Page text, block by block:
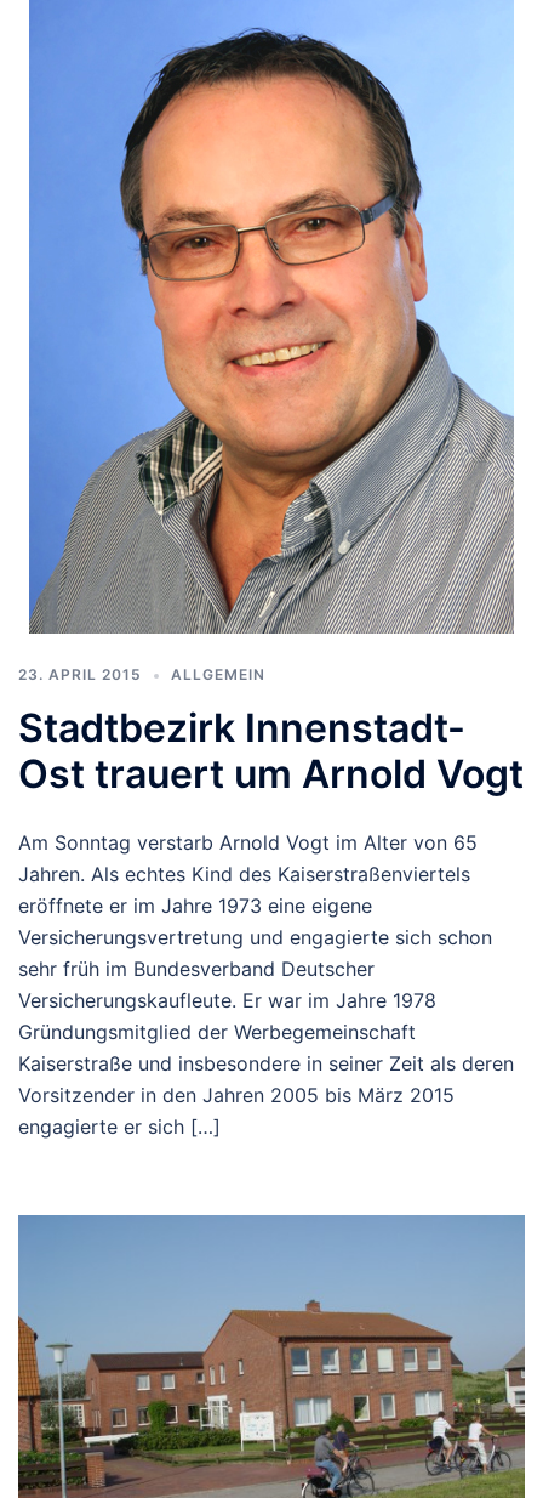
23. APRIL 2015 ALLGEMEIN
Stadtbezirk Innenstadt-
Ost trauert um Arnold Vogt
Am Sonntag verstarb Arnold Vogt im Alter von 65
Jahren. Als echtes Kind des Kaiserstraßenviertels
eröffnete er im Jahre 1973 eine eigene
Versicherungsvertretung und engagierte sich schon
sehr früh im Bundesverband Deutscher
Versicherungskaufleute. Er war im Jahre 1978
Gründungsmitglied der Werbegemeinschaft
Kaiserstraße und insbesondere in seiner Zeit als deren
Vorsitzender in den Jahren 2005 bis März 2015
engagierte er sich […]